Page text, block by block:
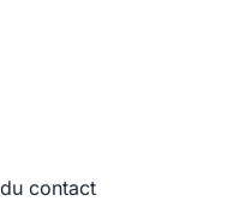
contact